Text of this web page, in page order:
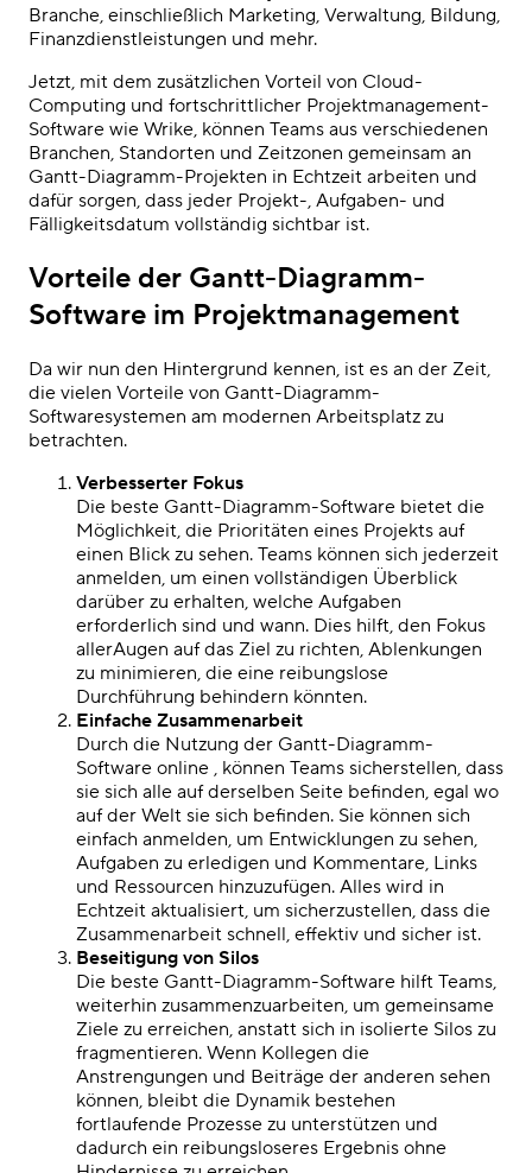
Branche, einschließlich Marketing, Verwaltung, Bildung,
Finanzdienstleistungen und mehr.
Jetzt, mit dem zusätzlichen Vorteil von Cloud-
Computing und fortschrittlicher Projektmanagement-
Software wie Wrike, können Teams aus verschiedenen
Branchen, Standorten und Zeitzonen gemeinsam an
Gantt-Diagramm-Projekten in Echtzeit arbeiten und
dafür sorgen, dass jeder Projekt-, Aufgaben- und
Fälligkeitsdatum vollständig sichtbar ist.
Vorteile der Gantt-Diagramm-
Software im Projektmanagement
Da wir nun den Hintergrund kennen, ist es an der Zeit,
die vielen Vorteile von Gantt-Diagramm-
Softwaresystemen am modernen Arbeitsplatz zu
betrachten.
Verbesserter Fokus
Die beste Gantt-Diagramm-Software bietet die
Möglichkeit, die Prioritäten eines Projekts auf
einen Blick zu sehen. Teams können sich jederzeit
anmelden, um einen vollständigen Überblick
darüber zu erhalten, welche Aufgaben
erforderlich sind und wann. Dies hilft, den Fokus
allerAugen auf das Ziel zu richten, Ablenkungen
zu minimieren, die eine reibungslose
Durchführung behindern könnten.
Einfache Zusammenarbeit
Durch die Nutzung der Gantt-Diagramm-
Software online , können Teams sicherstellen, dass
sie sich alle auf derselben Seite befinden, egal wo
auf der Welt sie sich befinden. Sie können sich
einfach anmelden, um Entwicklungen zu sehen,
Aufgaben zu erledigen und Kommentare, Links
und Ressourcen hinzuzufügen. Alles wird in
Echtzeit aktualisiert, um sicherzustellen, dass die
Zusammenarbeit schnell, effektiv und sicher ist.
Beseitigung von Silos
Die beste Gantt-Diagramm-Software hilft Teams,
weiterhin zusammenzuarbeiten, um gemeinsame
Ziele zu erreichen, anstatt sich in isolierte Silos zu
fragmentieren. Wenn Kollegen die
Anstrengungen und Beiträge der anderen sehen
können, bleibt die Dynamik bestehen
fortlaufende Prozesse zu unterstützen und
dadurch ein reibungsloseres Ergebnis ohne